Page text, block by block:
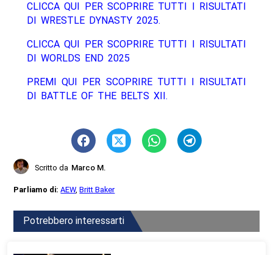
CLICCA QUI PER SCOPRIRE TUTTI I RISULTATI
DI WRESTLE DYNASTY 2025.
CLICCA QUI PER SCOPRIRE TUTTI I RISULTATI
DI WORLDS END 2025
PREMI QUI PER SCOPRIRE TUTTI I RISULTATI
DI BATTLE OF THE BELTS XII.
Scritto da Marco M.
Parliamo di:AEW,Britt Baker
Potrebbero interessarti